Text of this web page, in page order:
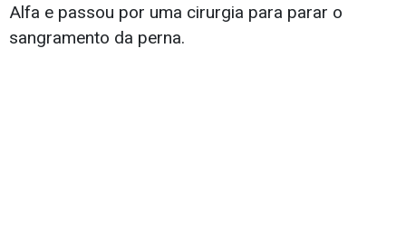
Alfa e passou por uma cirurgia para parar o
sangramento da perna.